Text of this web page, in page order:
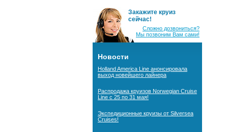
Закажите круиз
сейчас!
Сложно дозвониться?
Мы позвоним Вам сами!
Новости
Holland America Line анонсировала
выход новейшего лайнера
Распродажа круизов Norwegian Cruise
Line с 25 по 31 мая!
Экспедиционные круизы от Silversea
Cruises!